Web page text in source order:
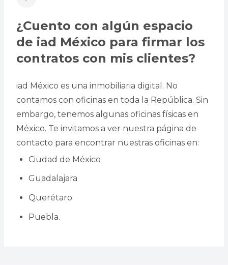
¿Cuento con algún espacio
de iad México para firmar los
contratos con mis clientes?
iad México es una inmobiliaria digital. No
contamos con oficinas en toda la República. Sin
embargo, tenemos algunas oficinas físicas en
México. Te invitamos a ver nuestra página de
contacto para encontrar nuestras oficinas en:
Ciudad de México
Guadalajara
Querétaro
Puebla.